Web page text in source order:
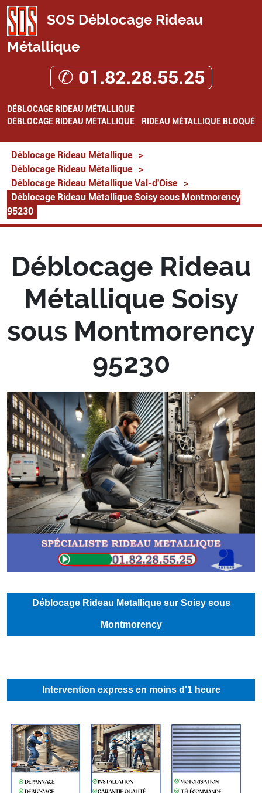
SOS Déblocage Rideau
Métallique
✆ 01.82.28.55.25
DÉBLOCAGE RIDEAU MÉTALLIQUE
DÉBLOCAGE RIDEAU MÉTALLIQUE
RIDEAU MÉTALLIQUE BLOQUÉ
Déblocage Rideau Métallique
>
Déblocage Rideau Métallique
>
Déblocage Rideau Métallique Val-d'Oise
>
Déblocage Rideau Métallique Soisy sous Montmorency
95230
Déblocage Rideau
Métallique Soisy
sous Montmorency
95230
Déblocage Rideau Metallique sur Soisy sous
Montmorency
Intervention express en moins d'1 heure